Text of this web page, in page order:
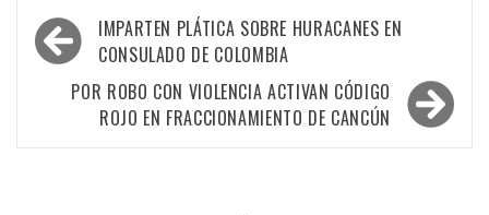
Navegación
de
entradas
IMPARTEN PLÁTICA SOBRE HURACANES EN
CONSULADO DE COLOMBIA
POR ROBO CON VIOLENCIA ACTIVAN CÓDIGO
ROJO EN FRACCIONAMIENTO DE CANCÚN